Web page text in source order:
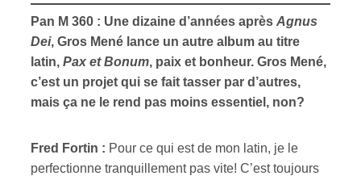
Pan M 360 : Une dizaine d’années après Agnus
Dei, Gros Mené lance un autre album au titre
latin, Pax et Bonum, paix et bonheur. Gros Mené,
c’est un projet qui se fait tasser par d’autres,
mais ça ne le rend pas moins essentiel, non?
Fred Fortin : Pour ce qui est de mon latin, je le
perfectionne tranquillement pas vite! C’est toujours